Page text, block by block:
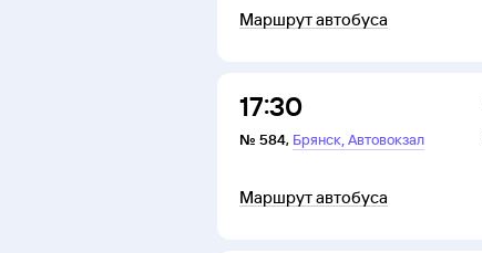
Маршрут автобуса
17:30
№ 584, Брянск,Автовокзал
Маршрут автобуса